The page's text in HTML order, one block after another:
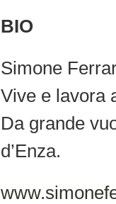
BIO
Simone
Vive e lavora
Da grande
d’Enza.